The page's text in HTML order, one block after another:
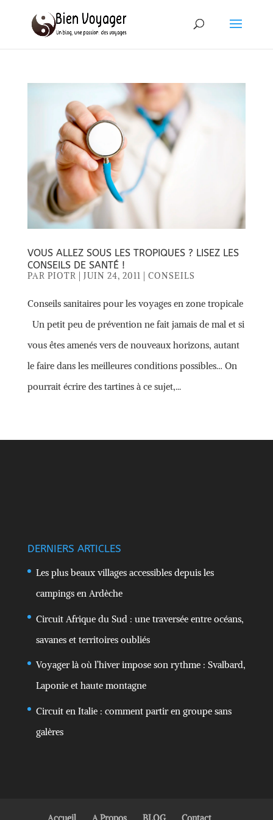
VOUS ALLEZ SOUS LES TROPIQUES ? LISEZ LES
CONSEILS DE SANTÉ !
PAR PIOTR JUIN 24, 2011 CONSEILS
Conseils sanitaires pour les voyages en zone tropicale
Un petit peu de prévention ne fait jamais de mal et si
vous êtes amenés vers de nouveaux horizons, autant
le faire dans les meilleures conditions possibles… On
pourrait écrire des tartines à ce sujet,...
DERNIERS ARTICLES
Les plus beaux villages accessibles depuis les
campings en Ardèche
Circuit Afrique du Sud : une traversée entre océans,
savanes et territoires oubliés
Voyager là où l’hiver impose son rythme : Svalbard,
Laponie et haute montagne
Circuit en Italie : comment partir en groupe sans
galères